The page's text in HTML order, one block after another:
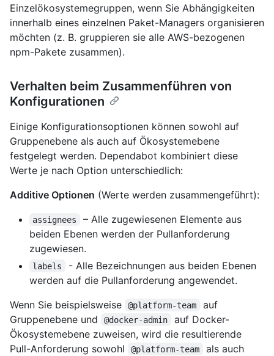
Einzelökosystemegruppen, wenn Sie Abhängigkeiten
innerhalb eines einzelnen Paket-Managers organisieren
möchten (z. B. gruppieren sie alle AWS-bezogenen
npm-Pakete zusammen).
Verhalten beim Zusammenführen von
Konfigurationen
Einige Konfigurationsoptionen können sowohl auf
Gruppenebene als auch auf Ökosystemebene
festgelegt werden. Dependabot kombiniert diese
Werte je nach Option unterschiedlich:
Additive Optionen (Werte werden zusammengeführt):
assignees
– Alle zugewiesenen Elemente aus
beiden Ebenen werden der Pullanforderung
zugewiesen.
labels
- Alle Bezeichnungen aus beiden Ebenen
werden auf die Pullanforderung angewendet.
Wenn Sie beispielsweise
@platform-team
auf
Gruppenebene und
@docker-admin
auf Docker-
Ökosystemebene zuweisen, wird die resultierende
Pull-Anforderung sowohl
@platform-team als auch